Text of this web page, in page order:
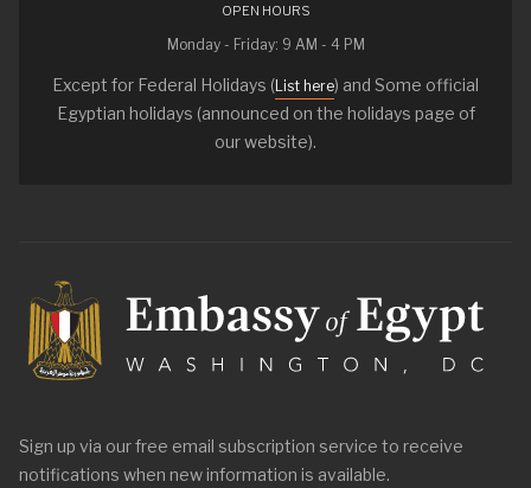
OPEN HOURS
Monday - Friday: 9 AM - 4 PM
Except for Federal Holidays (List here) and Some official
Egyptian holidays (announced on the holidays page of
our website).
Sign up via our free email subscription service to receive
notifications when new information is available.